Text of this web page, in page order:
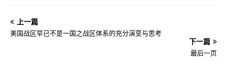
上一篇
美国战区早已不是一国之战区体系的充分演变与思考
下一篇
最后一页